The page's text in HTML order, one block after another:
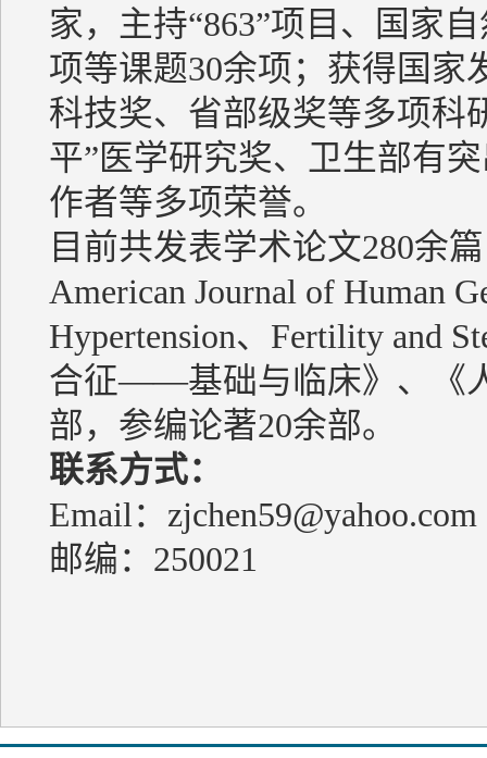
家，主持“863”项目、国家
项等课题30余项；获得国家
科技奖、省部级奖等多项科
平”医学研究奖、卫生部有
作者等多项荣誉。
目前共发表学术论文280余
American Journal of Human
Hypertension、Fertility and
合征——基础与临床》、《
部，参编论著20余部。
联系方式：
Email：
邮编：250021